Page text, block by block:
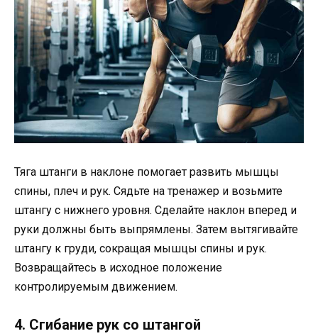
Тяга штанги в наклоне помогает развить мышцы
спины, плеч и рук. Сядьте на тренажер и возьмите
штангу с нижнего уровня. Сделайте наклон вперед и
руки должны быть выпрямлены. Затем вытягивайте
штангу к груди, сокращая мышцы спины и рук.
Возвращайтесь в исходное положение
контролируемым движением.
4. Сгибание рук со штангой